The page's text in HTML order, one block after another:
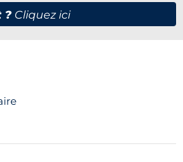
? Cliquez ici